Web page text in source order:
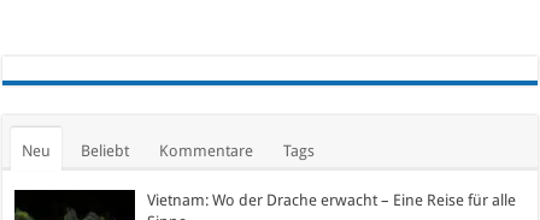
Neu Beliebt Kommentare Tags
Vietnam: Wo der Drache erwacht – Eine Reise für alle